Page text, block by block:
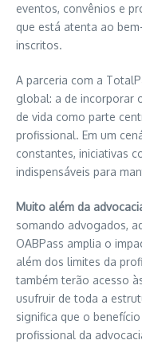
eventos, convênios e
que está atenta ao
inscritos.
A parceria com a
global: a de incorporar
de vida como parte
profissional. Em um
constantes, iniciativas
indispensáveis para
Muito além da
somando advogados,
OABPass amplia o
além dos limites da
também terão acesso
usufruir de toda a
significa que o
profissional da